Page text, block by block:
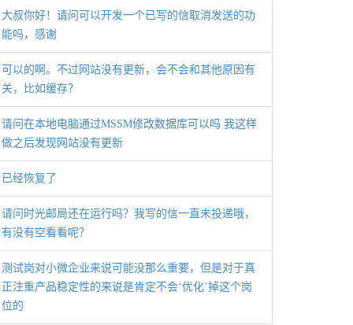
大叔你好！请问可以开发一个已写的信取消发送的功
能吗，感谢
可以的啊。不过网站没有更新，会不会和其他原因有
关，比如缓存？
请问在本地电脑通过MSSM修改数据库可以吗 我这样
做之后发现网站没有更新
已经恢复了
请问时光邮局还在运行吗？我写的信一直未投递哦，
有没有空看看呢？
测试岗对小微企业来说可能没那么重要，但是对于真
正注重产品稳定性的来说是肯定不会‘优化’掉这个岗
位的